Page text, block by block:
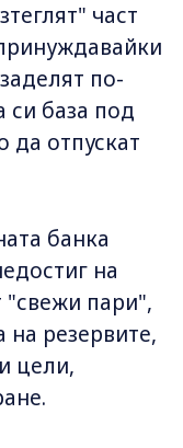
част
по-
си база под
да отпускат
банка
на
пари",
резервите,
цели,